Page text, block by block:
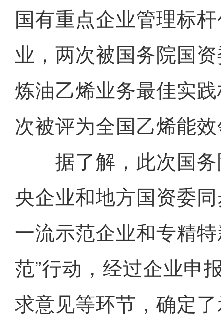
国有重点企业管理标
业，两次被国务院国
炼油乙烯业务最佳实
次被评为全国乙烯能
据了解，此次国务
央企业和地方国资委
一流示范企业和专精
范”行动，经过企业申
求意见等环节，确定